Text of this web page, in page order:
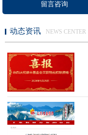
留言咨询
动态资讯 NEWS CENTER